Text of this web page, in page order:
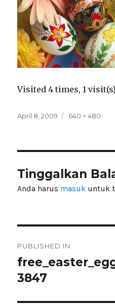
Visited 4 times, 1
Posted
April 8, 2009
Full
640 × 480
Tinggalkan
Anda harus masuk untuk
pos
PUBLISHED IN
3847